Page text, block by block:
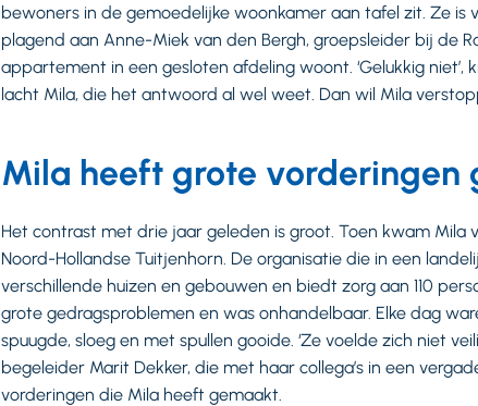
bewoners in de gemoedelijke woonkamer aan tafel zit. Ze is
plagend aan Anne-Miek van den Bergh, groepsleider bij de
appartement in een gesloten afdeling woont. ‘Gelukkig niet’,
lacht Mila, die het antwoord al wel weet. Dan wil Mila
Mila heeft grote vorderingen
Het contrast met drie jaar geleden is groot. Toen kwam
Noord-Hollandse Tuitjenhorn. De organisatie die in een
verschillende huizen en gebouwen en biedt zorg aan 110
grote gedragsproblemen en was onhandelbaar. Elke dag
spuugde, sloeg en met spullen gooide. ‘Ze voelde zich niet
begeleider Marit Dekker, die met haar collega’s in een
vorderingen die Mila heeft gemaakt.